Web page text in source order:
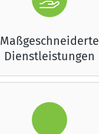
Maßgeschneiderte
Dienstleistungen